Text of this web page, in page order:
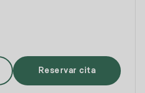
Reservar cita